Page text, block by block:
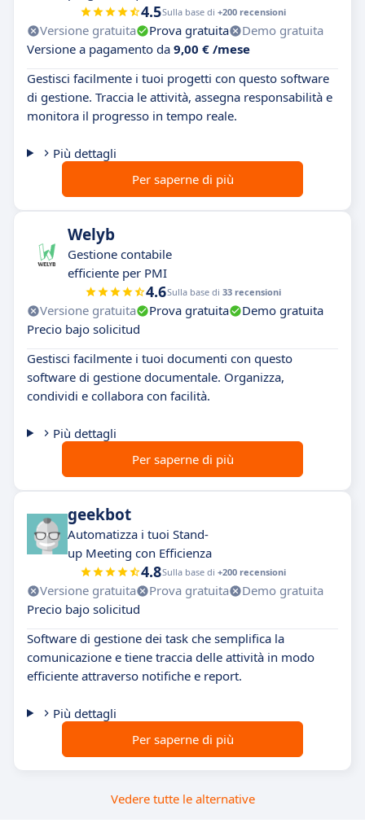
4.5Sulla base di +200 recensioni
Versione gratuita Prova gratuita
Demo gratuita
Versione a pagamento da 9,00 € /mese
Gestisci facilmente i tuoi progetti con questo software
di gestione. Traccia le attività, assegna responsabilità e
monitora il progresso in tempo reale.
Più dettagli
Per saperne di più
Welyb
Gestione contabile
efficiente per PMI
4.6Sulla base di 33 recensioni
Versione gratuita Prova gratuita
Demo gratuita
Precio bajo solicitud
Gestisci facilmente i tuoi documenti con questo
software di gestione documentale. Organizza,
condividi e collabora con facilità.
Più dettagli
Per saperne di più
geekbot
Automatizza i tuoi Stand-
up Meeting con Efficienza
4.8Sulla base di +200 recensioni
Versione gratuita Prova gratuita
Demo gratuita
Precio bajo solicitud
Software di gestione dei task che semplifica la
comunicazione e tiene traccia delle attività in modo
efficiente attraverso notifiche e report.
Più dettagli
Per saperne di più
Vedere tutte le alternative